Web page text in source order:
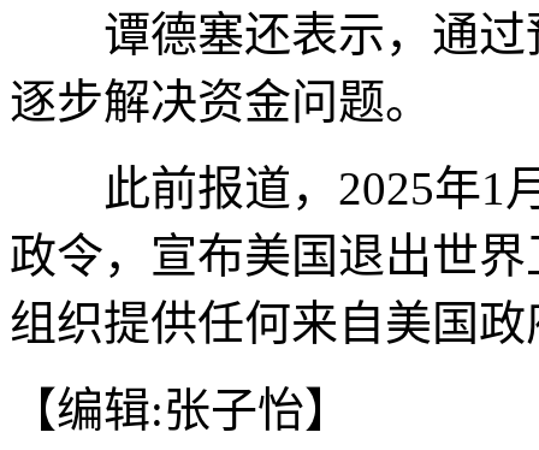
谭德塞还表示，通过
逐步解决资金问题。
此前报道，2025年1月
政令，宣布美国退出世
组织提供任何来自美国
【编辑:张子怡】